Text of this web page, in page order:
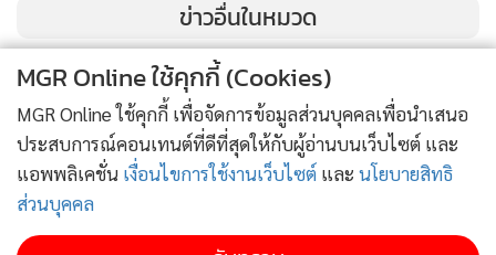
ข่าวอื่นในหมวด
MGR Online ใช้คุกกี้ (Cookies)
MGR Online ใช้คุกกี้ เพื่อจัดการข้อมูลส่วนบุคคลเพื่อนำเสนอ
ประสบการณ์คอนเทนต์ที่ดีที่สุดให้กับผู้อ่านบนเว็บไซต์ และ
แอพพลิเคชั่น เงื่อนไขการใช้งานเว็บไซต์ และ นโยบายสิทธิ
ส่วนบุคคล